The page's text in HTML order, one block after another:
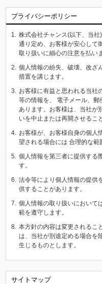
プライバシーポリシー
1. 株式会社チャンス(以下、当
通り定め、お客様が安心して
取り扱いに細心の注意を払い
2. 個人情報の紛失、破壊、改ざ
措置を講じます。
3. お客様に有益と思われる当社
等の情報を、 電子メール、
あります。お客様は、当社が
いを中止または再開させるこ
4. お客様が、お客様自身の個人
望される場合には 合理的な範
5. 個人情報を第三者に提供する
す。
6. 法令等により個人情報の提供
供することがあります。
7. 個人情報の取り扱いにおいて
範を遵守します。
8. 本方針の内容は変更されるこ
は、当社が別途定める場合を
生じるものとします。
サイトマップ